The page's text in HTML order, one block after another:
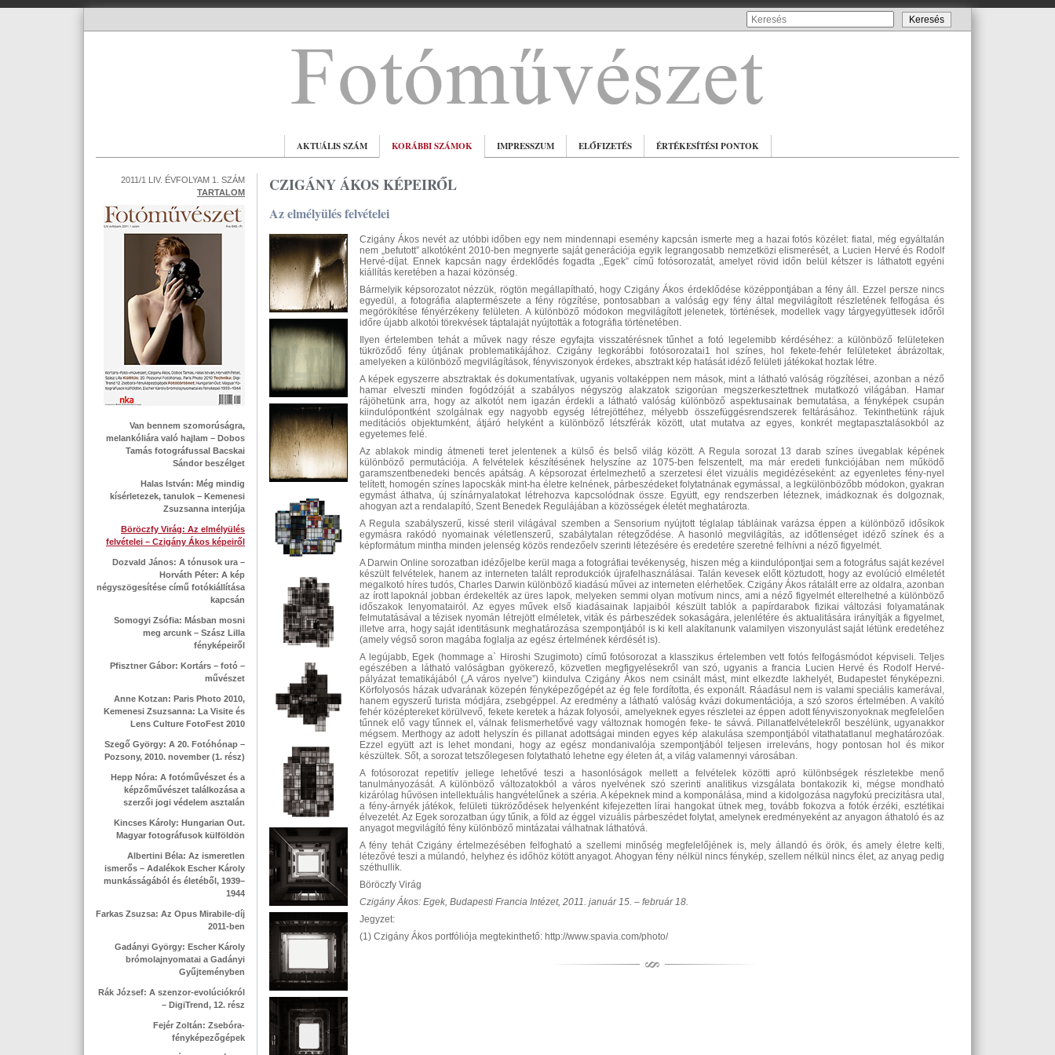
AKTUÁLIS SZÁM KORÁBBI SZÁMOK IMPRESSZUM ELŐFIZETÉS ÉRTÉKESÍTÉSI PONTOK
2011/1 LIV. ÉVFOLYAM 1. SZÁM
TARTALOM
Van bennem szomorúságra,
melankóliára való hajlam – Dobos
Tamás fotográfussal Bacskai
Sándor beszélget
Halas István: Még mindig
kísérletezek, tanulok – Kemenesi
Zsuzsanna interjúja
Böröczfy Virág: Az elmélyülés
felvételei – Czigány Ákos képeiről
Dozvald János: A tónusok ura –
Horváth Péter: A kép
négyszögesítése című fotókiállítása
kapcsán
Somogyi Zsófia: Másban mosni
meg arcunk – Szász Lilla
fényképeiről
Pfisztner Gábor: Kortárs – fotó –
művészet
Anne Kotzan: Paris Photo 2010,
Kemenesi Zsuzsanna: La Visite és
Lens Culture FotoFest 2010
Szegő György: A 20. Fotóhónap –
Pozsony, 2010. november (1. rész)
Hepp Nóra: A fotóművészet és a
képzőművészet találkozása a
szerzői jogi védelem asztalán
Kincses Károly: Hungarian Out.
Magyar fotográfusok külföldön
Albertini Béla: Az ismeretlen
ismerős – Adalékok Escher Károly
munkásságából és életéből, 1939–
1944
Farkas Zsuzsa: Az Opus Mirabile-díj
2011-ben
Gadányi György: Escher Károly
brómolajnyomatai a Gadányi
Gyűjteményben
Rák József: A szenzor-evolúciókról
– DigiTrend, 12. rész
Fejér Zoltán: Zsebóra-
fényképezőgépek
CZIGÁNY ÁKOS KÉPEIRŐL
Az elmélyülés felvételei
Czigány Ákos nevét az utóbbi időben egy nem mindennapi esemény kapcsán ismerte meg a hazai fotós közélet: fiatal, még egyáltalán
nem „befutott” alkotóként 2010-ben megnyerte saját generációja egyik legrangosabb nemzetközi elismerését, a Lucien Hervé és Rodolf
Hervé-díjat. Ennek kapcsán nagy érdeklődés fogadta ,,Egek” című fotósorozatát, amelyet rövid időn belül kétszer is láthatott egyéni
kiállítás keretében a hazai közönség.
Bármelyik képsorozatot nézzük, rögtön megállapítható, hogy Czigány Ákos érdeklődése középpontjában a fény áll. Ezzel persze nincs
egyedül, a fotográfia alaptermészete a fény rögzítése, pontosabban a valóság egy fény által megvilágított részletének felfogása és
megörökítése fényérzékeny felületen. A különböző módokon megvilágított jelenetek, történések, modellek vagy tárgyegyüttesek időről
időre újabb alkotói törekvések táptalaját nyújtották a fotográfia történetében.
Ilyen értelemben tehát a művek nagy része egyfajta visszatérésnek tűnhet a fotó legelemibb kérdéséhez: a különböző felületeken
tükröződő fény útjának problematikájához. Czigány legkorábbi fotósorozatai1 hol színes, hol fekete-fehér felületeket ábrázoltak,
amelyeken a különböző megvilágítások, fényviszonyok érdekes, absztrakt kép hatását idéző felületi játékokat hoztak létre.
A képek egyszerre absztraktak és dokumentatívak, ugyanis voltaképpen nem mások, mint a látható valóság rögzítései, azonban a néző
hamar elveszti minden fogódzóját a szabályos négyszög alakzatok szigorúan megszerkesztettnek mutatkozó világában. Hamar
rájöhetünk arra, hogy az alkotót nem igazán érdekli a látható valóság különböző aspektusainak bemutatása, a fényképek csupán
kiindulópontként szolgálnak egy nagyobb egység létrejöttéhez, mélyebb összefüggésrendszerek feltárásához. Tekinthetünk rájuk
meditációs objektumként, átjáró helyként a különböző létszférák között, utat mutatva az egyes, konkrét megtapasztalásokból az
egyetemes felé.
Az ablakok mindig átmeneti teret jelentenek a külső és belső világ között. A Regula sorozat 13 darab színes üvegablak képének
különböző permutációja. A felvételek készítésének helyszíne az 1075-ben felszentelt, ma már eredeti funkciójában nem működő
garamszentbenedeki bencés apátság. A képsorozat értelmezhető a szerzetesi élet vizuális megidézéseként: az egyenletes fény-nyel
telített, homogén színes lapocskák mint-ha életre kelnének, párbeszédeket folytatnának egymással, a legkülönbözőbb módokon, gyakran
egymást áthatva, új színárnyalatokat létrehozva kapcsolódnak össze. Együtt, egy rendszerben léteznek, imádkoznak és dolgoznak,
ahogyan azt a rendalapító, Szent Benedek Regulájában a közösségek életét meghatározta.
A Regula szabályszerű, kissé steril világával szemben a Sensorium nyújtott téglalap tábláinak varázsa éppen a különböző idősíkok
egymásra rakódó nyomainak véletlenszerű, szabálytalan rétegződése. A hasonló megvilágítás, az időtlenséget idéző színek és a
képformátum mintha minden jelenség közös rendezőelv szerinti létezésére és eredetére szeretné felhívni a néző figyelmét.
A Darwin Online sorozatban idézőjelbe kerül maga a fotográfiai tevékenység, hiszen még a kiindulópontjai sem a fotográfus saját kezével
készült felvételek, hanem az interneten talált reprodukciók újrafelhasználásai. Talán kevesek előtt köztudott, hogy az evolúció elméletét
megalkotó híres tudós, Charles Darwin különböző kiadású művei az interneten elérhetőek. Czigány Ákos rátalált erre az oldalra, azonban
az írott lapoknál jobban érdekelték az üres lapok, melyeken semmi olyan motívum nincs, ami a néző figyelmét elterelhetné a különböző
időszakok lenyomatairól. Az egyes művek első kiadásainak lapjaiból készült tablók a papírdarabok fizikai változási folyamatának
felmutatásával a tézisek nyomán létrejött elméletek, viták és párbeszédek sokaságára, jelenlétére és aktualitására irányítják a figyelmet,
illetve arra, hogy saját identitásunk meghatározása szempontjából is ki kell alakítanunk valamilyen viszonyulást saját létünk eredetéhez
(amely végső soron magába foglalja az egész értelmének kérdését is).
A legújabb, Egek (hommage a` Hiroshi Szugimoto) című fotósorozat a klasszikus értelemben vett fotós felfogásmódot képviseli. Teljes
egészében a látható valóságban gyökerező, közvetlen megfigyelésekről van szó, ugyanis a francia Lucien Hervé és Rodolf Hervé-
pályázat tematikájából („A város nyelve”) kiindulva Czigány Ákos nem csinált mást, mint elkezdte lakhelyét, Budapestet fényképezni.
Körfolyosós házak udvarának közepén fényképezőgépét az ég fele fordította, és exponált. Ráadásul nem is valami speciális kamerával,
hanem egyszerű turista módjára, zsebgéppel. Az eredmény a látható valóság kvázi dokumentációja, a szó szoros értelmében. A vakító
fehér középtereket körülvevő, fekete keretek a házak folyosói, amelyeknek egyes részletei az éppen adott fényviszonyoknak megfelelően
tűnnek elő vagy tűnnek el, válnak felismerhetővé vagy változnak homogén feke- te sávvá. Pillanatfelvételekről beszélünk, ugyanakkor
mégsem. Merthogy az adott helyszín és pillanat adottságai minden egyes kép alakulása szempontjából vitathatatlanul meghatározóak.
Ezzel együtt azt is lehet mondani, hogy az egész mondanivalója szempontjából teljesen irreleváns, hogy pontosan hol és mikor
készültek. Sőt, a sorozat tetszőlegesen folytatható lehetne egy életen át, a világ valamennyi városában.
A fotósorozat repetitív jellege lehetővé teszi a hasonlóságok mellett a felvételek közötti apró különbségek részletekbe menő
tanulmányozását. A különböző változatokból a város nyelvének szó szerinti analitikus vizsgálata bontakozik ki, mégse mondható
kizárólag hűvösen intellektuális hangvételűnek a széria. A képeknek mind a komponálása, mind a kidolgozása nagyfokú precizitásra utal,
a fény-árnyék játékok, felületi tükröződések helyenként kifejezetten lírai hangokat ütnek meg, tovább fokozva a fotók érzéki, esztétikai
élvezetét. Az Egek sorozatban úgy tűnik, a föld az éggel vizuális párbeszédet folytat, amelynek eredményeként az anyagon áthatoló és az
anyagot megvilágító fény különböző mintázatai válhatnak láthatóvá.
A fény tehát Czigány értelmezésében felfogható a szellemi minőség megfelelőjének is, mely állandó és örök, és amely életre kelti,
létezővé teszi a múlandó, helyhez és időhöz kötött anyagot. Ahogyan fény nélkül nincs fénykép, szellem nélkül nincs élet, az anyag pedig
széthullik.
Böröczfy Virág
Czigány Ákos: Egek, Budapesti Francia Intézet, 2011. január 15. – február 18.
Jegyzet:
(1) Czigány Ákos portfóliója megtekinthető: http://www.spavia.com/photo/